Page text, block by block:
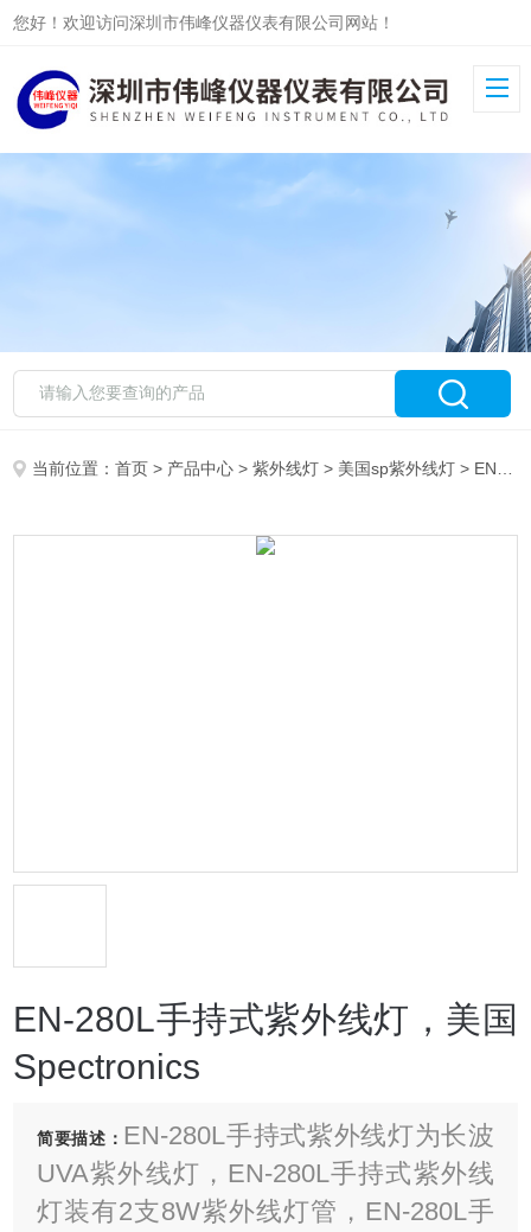
您好！欢迎访问深圳市伟峰仪器仪表有限公司网站！
当前位置：首页 > 产品中心 >紫外线灯 > 美国sp紫外线灯 > EN-280L手持式紫外线灯，美国Spectronics
EN-280L手持式紫外线灯，美国
Spectronics
简要描述： EN-280L手持式紫外线灯为长波
UVA紫外线灯，EN-280L手持式紫外线
灯装有2支8W紫外线灯管，EN-280L手